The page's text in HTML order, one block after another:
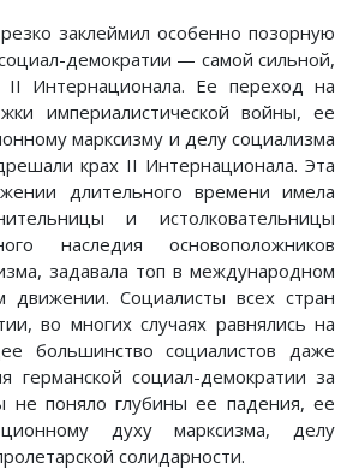
заклеймил особенно позорную
демократии — самой сильной,
Интернационала. Ее переход на
империалистической войны, ее
марксизму и делу социализма
крах II Интернационала. Эта
длительного времени имела
и истолковательницы
наследия основоположников
задавала топ в международном
движении. Социалисты всех стран
во многих случаях равнялись на
большинство социалистов даже
германской социал-демократии за
не поняло глубины ее падения, ее
духу марксизма, делу
солидарности.